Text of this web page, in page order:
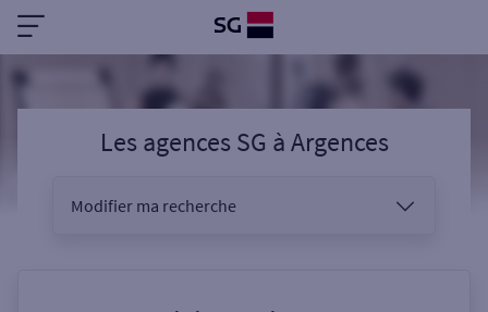
Les agences SG àArgences
Modifier ma recherche